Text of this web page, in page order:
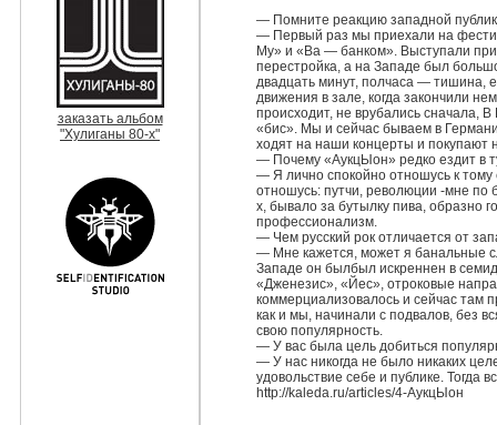
заказать альбом
"Хулиганы 80-х"
— Помните реакцию западной
— Первый раз мы приехали на
Му» и «Ва — банком». Выступали
перестройка, а на Западе был
двадцать минут, полчаса — тишина,
движения в зале, когда закончили
происходит, не врубались сначала,
«бис». Мы и сейчас бываем в
ходят на наши концерты и покупают
— Почему «АукцЫон» редко ездит в
— Я лично спокойно отношусь к тому
отношусь: путчи, революции -мне по
х, бывало за бутылку пива, образно
профессионализм.
— Чем русский рок отличается от
— Мне кажется, может я банальные
Западе он былбыл искреннен в
«Дженезис», «Йес», отроковые
коммерциализовалось и сейчас там
как и мы, начинали с подвалов, без
свою популярность.
— У вас была цель добиться
— У нас никогда не было никаких
удовольствие себе и публике. Тогда
http://kaleda.ru/articles/4-АукцЫон